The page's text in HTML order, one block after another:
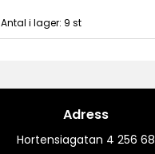
Antal i lager: 9 st
Adress
Hortensiagatan 4 256 68